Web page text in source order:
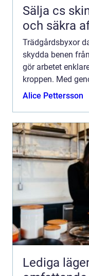
Sälja cs skins så gör du
och säkra
Trädgårdsbyxor
skydda benen
gör arbetet
kroppen. Med
material och en
Alice Pettersson
Lediga